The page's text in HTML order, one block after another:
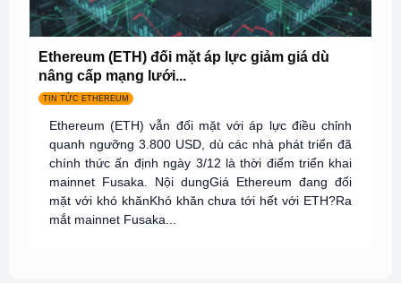
Ethereum (ETH) đối mặt áp lực giảm giá dù
nâng cấp mạng lưới...
TIN TỨC ETHEREUM
Ethereum (ETH) vẫn đối mặt với áp lực điều chỉnh
quanh ngưỡng 3.800 USD, dù các nhà phát triển đã
chính thức ấn định ngày 3/12 là thời điểm triển khai
mainnet Fusaka. Nội dungGiá Ethereum đang đối
mặt với khó khănKhó khăn chưa tới hết với ETH?Ra
mắt mainnet Fusaka...